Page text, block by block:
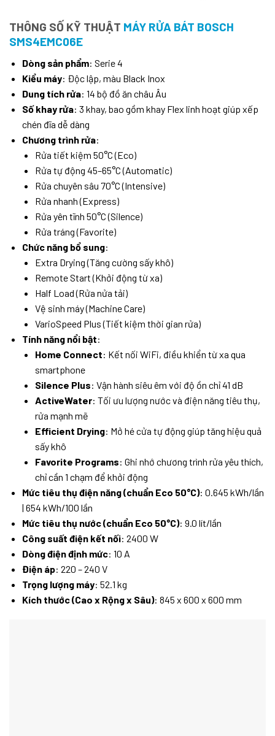
THÔNG SỐ KỸ THUẬT MÁY RỬA BÁT BOSCH
SMS4EMC06E
Dòng sản phẩm: Serie 4
Kiểu máy: Độc lập, màu Black Inox
Dung tích rửa: 14 bộ đồ ăn châu Âu
Số khay rửa: 3 khay, bao gồm khay Flex linh hoạt giúp xếp
chén đĩa dễ dàng
Chương trình rửa:
Rửa tiết kiệm 50°C (Eco)
Rửa tự động 45–65°C (Automatic)
Rửa chuyên sâu 70°C (Intensive)
Rửa nhanh (Express)
Rửa yên tĩnh 50°C (Silence)
Rửa tráng (Favorite)
Chức năng bổ sung:
Extra Drying (Tăng cường sấy khô)
Remote Start (Khởi động từ xa)
Half Load (Rửa nửa tải)
Vệ sinh máy (Machine Care)
VarioSpeed Plus (Tiết kiệm thời gian rửa)
Tính năng nổi bật:
Home Connect: Kết nối WiFi, điều khiển từ xa qua
smartphone
Silence Plus: Vận hành siêu êm với độ ồn chỉ 41 dB
ActiveWater: Tối ưu lượng nước và điện năng tiêu thụ,
rửa mạnh mẽ
Efficient Drying: Mở hé cửa tự động giúp tăng hiệu quả
sấy khô
Favorite Programs: Ghi nhớ chương trình rửa yêu thích,
chỉ cần 1 chạm để khởi động
Mức tiêu thụ điện năng (chuẩn Eco 50°C): 0.645 kWh/lần
| 654 kWh/100 lần
Mức tiêu thụ nước (chuẩn Eco 50°C): 9.0 lít/lần
Công suất điện kết nối: 2400 W
Dòng điện định mức: 10 A
Điện áp: 220 – 240 V
Trọng lượng máy: 52.1 kg
Kích thước (Cao x Rộng x Sâu): 845 x 600 x 600 mm